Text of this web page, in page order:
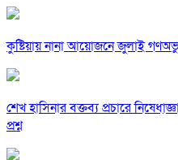
কুষ্টিয়ায় নানা আয়োজনে জুলাই
শেখ হাসিনার বক্তব্য প্রচারে
প্রশ্ন